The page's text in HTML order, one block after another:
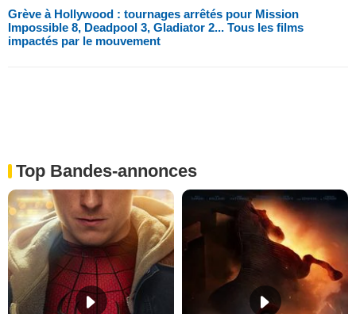
Grève à Hollywood : tournages arrêtés pour Mission
Impossible 8, Deadpool 3, Gladiator 2... Tous les films
impactés par le mouvement
Top Bandes-annonces